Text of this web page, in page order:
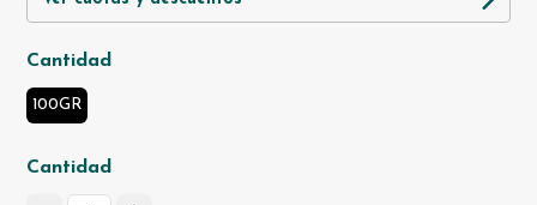
Cantidad
100GR
Cantidad